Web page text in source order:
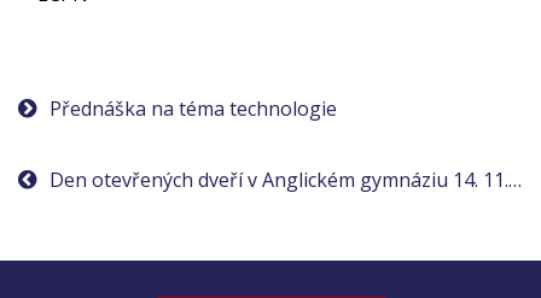
Navigace
proDen otevřených dveří v Anglickém gymnáziu 14. 11. 2019
Přednáška na téma technologie